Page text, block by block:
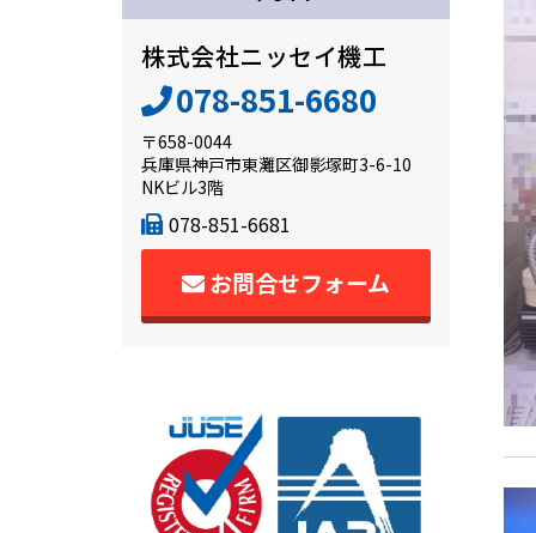
株式会社ニッセイ機工
078-851-6680
〒658-0044
兵庫県神戸市東灘区御影塚町3-6-10
NKビル3階
078-851-6681
お問合せフォーム